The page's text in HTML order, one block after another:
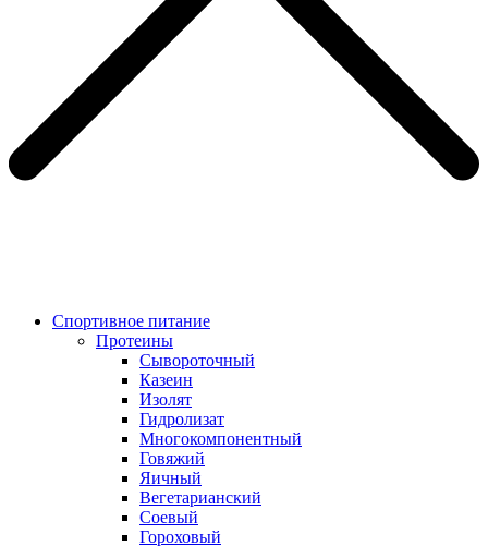
Спортивное питание
Протеины
Сывороточный
Казеин
Изолят
Гидролизат
Многокомпонентный
Говяжий
Яичный
Вегетарианский
Соевый
Гороховый